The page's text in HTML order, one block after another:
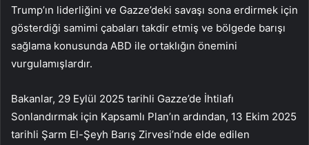
Trump’ın liderliğini ve Gazze’deki savaşı sona erdirmek için
gösterdiği samimi çabaları takdir etmiş ve bölgede barışı
sağlama konusunda ABD ile ortaklığın önemini
vurgulamışlardır.
Bakanlar, 29 Eylül 2025 tarihli Gazze’de İhtilafı
Sonlandırmak için Kapsamlı Plan’ın ardından, 13 Ekim 2025
tarihli Şarm El-Şeyh Barış Zirvesi’nde elde edilen